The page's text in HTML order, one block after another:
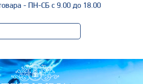
пароль Регистрация
- ПН-СБ с 9.00 до 18.00